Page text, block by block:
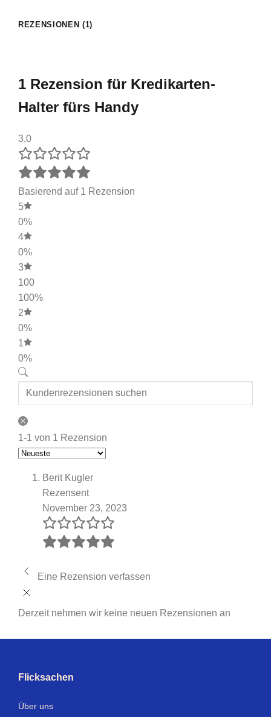
REZENSIONEN (1)
1 Rezension für Kredikarten-
Halter fürs Handy
3,0
Basierend auf 1 Rezension
5
0%
4
0%
3
100
100%
2
0%
1
0%
1-1 von 1 Rezension
Berit Kugler
Rezensent
November 23, 2023
Eine Rezension verfassen
Derzeit nehmen wir keine neuen Rezensionen an
Flicksachen
Über uns